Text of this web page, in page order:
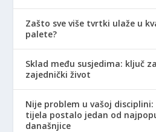
Zašto sve više tvrtki ulaže u
palete?
Sklad među susjedima: ključ
zajednički život
Nije problem u vašoj
tijela postalo jedan od
današnjice